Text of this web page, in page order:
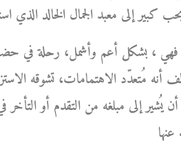
، بشكل أعم وأشمل، رحلة في
أنه مُتعدّد الاهتمامات، تشوقه
يُشير إلى مبلغه من التقدم أو